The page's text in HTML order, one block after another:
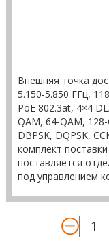
Внешняя точка
5.150-5.850 ГГц,
PoE 802.3at, 4×4
QAM, 64-QAM,
DBPSK, DQPSK,
комплект
поставляется
под управлением